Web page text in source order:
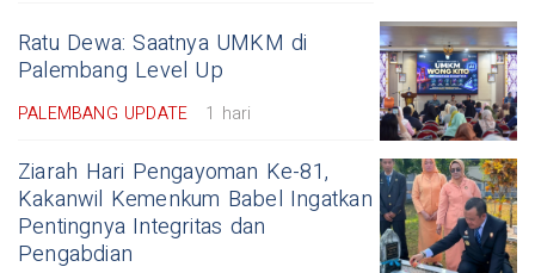
Ratu Dewa: Saatnya UMKM di
Palembang Level Up
PALEMBANG UPDATE 1 hari
Ziarah Hari Pengayoman Ke-81,
Kakanwil Kemenkum Babel Ingatkan
Pentingnya Integritas dan
Pengabdian